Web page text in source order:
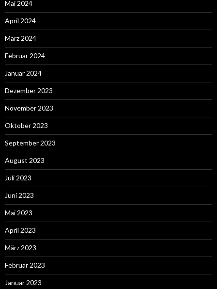
Mai 2024
April 2024
März 2024
Februar 2024
Januar 2024
Dezember 2023
November 2023
Oktober 2023
September 2023
August 2023
Juli 2023
Juni 2023
Mai 2023
April 2023
März 2023
Februar 2023
Januar 2023